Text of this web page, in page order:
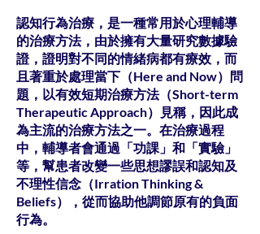
認知行為治療，是一種常用於心理輔導
的治療方法，由於擁有大量研究數據驗
證，證明對不同的情緒病都有療效，而
且著重於處理當下（Here and Now）問
題，以有效短期治療方法（Short-term
Therapeutic Approach）見稱，因此成
為主流的治療方法之一。在治療過程
中，輔導者會通過「功課」和「實驗」
等，幫患者改變一些思想謬誤和認知及
不理性信念（Irration Thinking &
Beliefs），從而協助他調節原有的負面
行為。